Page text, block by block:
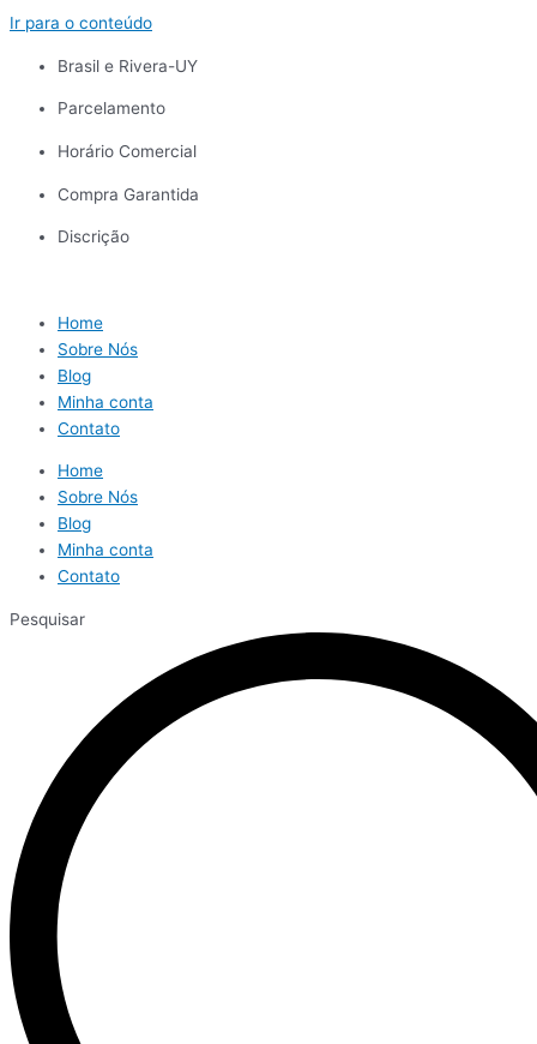
Ir para o conteúdo
Brasil e Rivera-UY
Parcelamento
Horário Comercial
Compra Garantida
Discrição
Home
Sobre Nós
Blog
Minha conta
Contato
Home
Sobre Nós
Blog
Minha conta
Contato
Pesquisar